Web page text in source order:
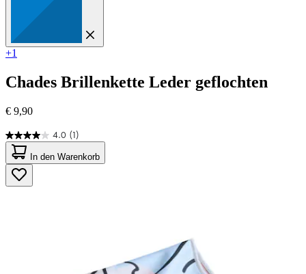
+1
Chades Brillenkette Leder geflochten
€ 9,90
4.0 (1)
4.0
von
5
Sternen.
1
In den Warenkorb